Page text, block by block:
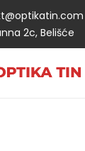
2c, Belišće